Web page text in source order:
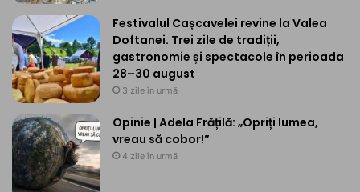
Festivalul Cașcavelei revine la Valea
Doftanei. Trei zile de tradiții,
gastronomie și spectacole în perioada
28–30 august
3 zile în urmă
Opinie | Adela Frățilă: „Opriți lumea,
vreau să cobor!”
4 zile în urmă